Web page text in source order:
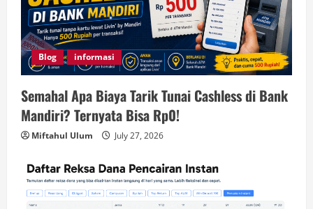
Blog informasi
Semahal Apa Biaya Tarik Tunai Cashless di Bank
Mandiri? Ternyata Bisa Rp0!
Miftahul Ulum July 27, 2026